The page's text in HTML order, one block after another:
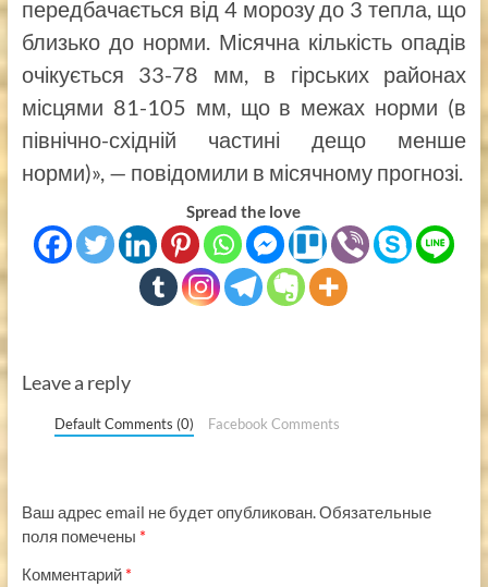
передбачається від 4 морозу до 3 тепла, що
близько до норми. Місячна кількість опадів
очікується 33-78 мм, в гірських районах
місцями 81-105 мм, що в межах норми (в
північно-східній частині дещо менше
норми)», — повідомили в місячному прогнозі.
Spread the love
Leave a reply
Default Comments (0) Facebook Comments
Ваш адрес email не будет опубликован.Обязательные
поля помечены *
Комментарий *